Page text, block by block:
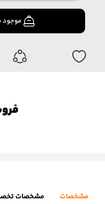
موجود
مشخصات مشخصات